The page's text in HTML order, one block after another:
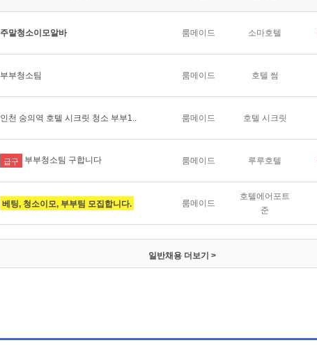
주말청소이모알바 룸메이드 소마호텔
부부청소팀 룸메이드 호텔 썸
인천 숭의역 호텔 시크릿 청소 부부1.. 룸메이드 호텔 시크릿
급구 부부청소팀 구합니다 룸메이드 루루호텔
베팅, 청소이모, 부부팀 모집합니다. 룸메이드
호텔에어포트
준
일반채용 더보기 >